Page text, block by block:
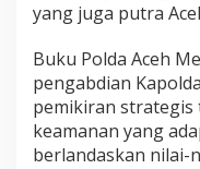
yang juga putra
Buku Polda Aceh
pengabdian
pemikiran
keamanan yang
berlandaskan nilai-